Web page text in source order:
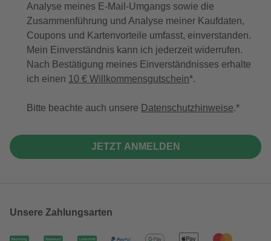
Analyse meines E-Mail-Umgangs sowie die
Zusammenführung und Analyse meiner Kaufdaten,
Coupons und Kartenvorteile umfasst, einverstanden.
Mein Einverständnis kann ich jederzeit widerrufen.
Nach Bestätigung meines Einverständnisses erhalte
ich einen 10 € Willkommensgutschein*.
Bitte beachte auch unsere Datenschutzhinweise.
JETZT ANMELDEN
Unsere Zahlungsarten